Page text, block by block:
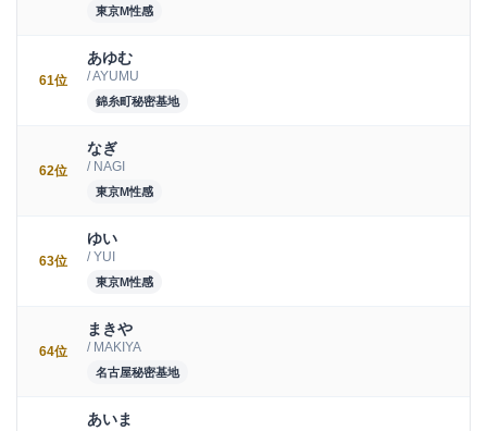
東京M性感
61位
あゆむ
/ AYUMU
錦糸町秘密基地
62位
なぎ
/ NAGI
東京M性感
63位
ゆい
/ YUI
東京M性感
64位
まきや
/ MAKIYA
名古屋秘密基地
あいま